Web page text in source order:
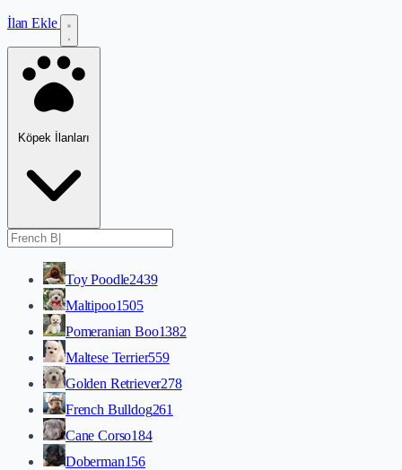
İlan Ekle
Köpek İlanları
Toy Poodle2439
Maltipoo1505
Pomeranian Boo1382
Maltese Terrier559
Golden Retriever278
French Bulldog261
Cane Corso184
Doberman156